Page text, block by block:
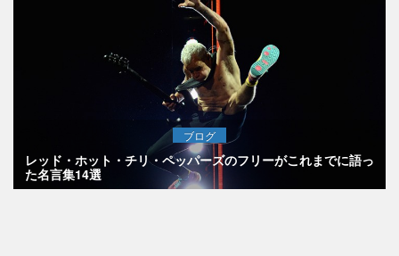
ブログ
レッド・ホット・チリ・ペッパーズのフリーがこれまでに語っ
た名言集14選